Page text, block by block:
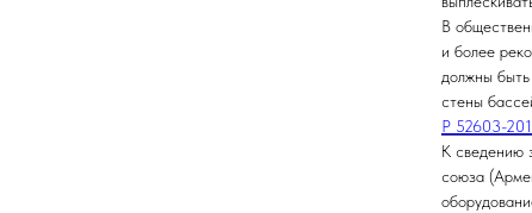
В
и более
должны
стены
Р 52603-
К сведению
союза